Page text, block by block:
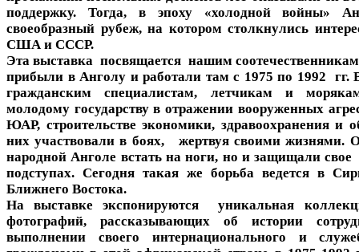
поддержку. Тогда, в эпоху «холодной войны»
своеобразный рубеж, на котором столкнулись
США и СССР.
Эта выставка посвящается нашим
прибыли в Анголу и работали там с 1975 по 1992
гражданским специалистам, летчикам и
молодому государству в отражении вооруженных
ЮАР, строительстве экономики, здравоохранения и
них участвовали в боях, жертвуя своими жизнями.
народной Анголе встать на ноги, но и защищали
подступах. Сегодня такая же борьба ведется в
Ближнего Востока.
На выставке экспонируются уникальная
фотографий, рассказывающих об истории
выполнении своего интернационального и